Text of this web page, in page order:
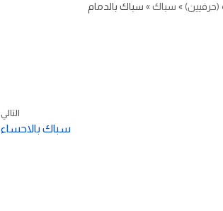
(حرفيين)» سباك» سباك بالدمام
التالي
سباك بالاحساء